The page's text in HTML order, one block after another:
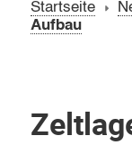
Startseite
Aufbau